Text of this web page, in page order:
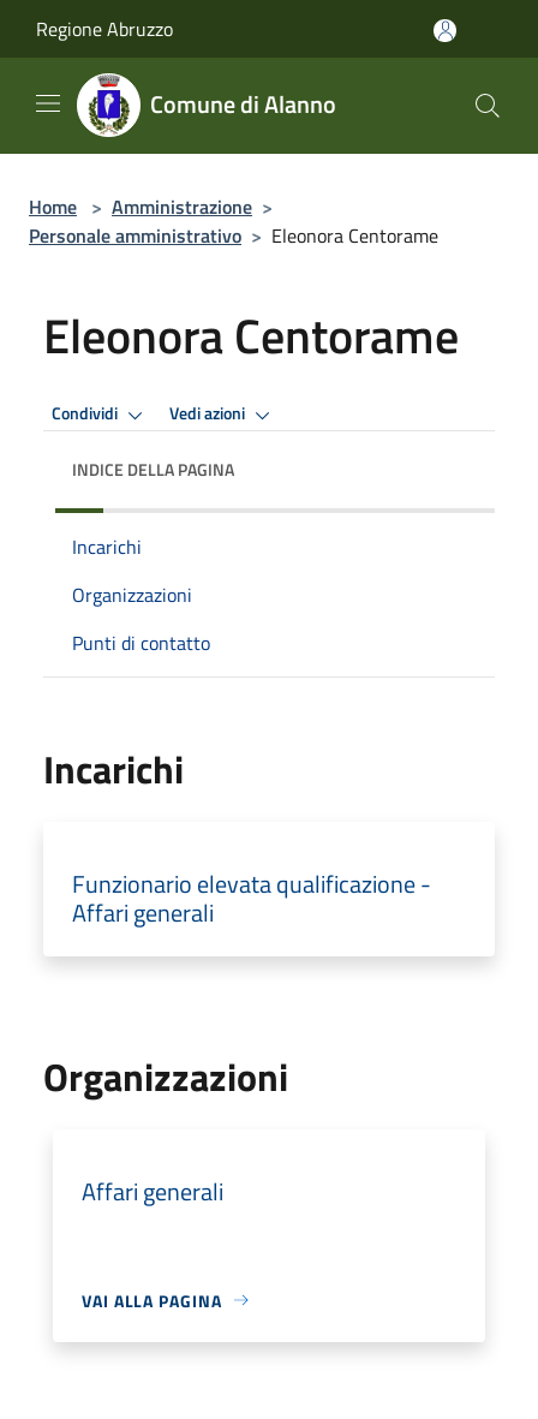
Regione Abruzzo
Comune di Alanno
Home > Amministrazione >
Personale amministrativo > Eleonora Centorame
Eleonora Centorame
Condividi Vedi azioni
INDICE DELLA PAGINA
Incarichi
Organizzazioni
Punti di contatto
Incarichi
Funzionario elevata qualificazione -
Affari generali
Organizzazioni
Affari generali
VAI ALLA PAGINA